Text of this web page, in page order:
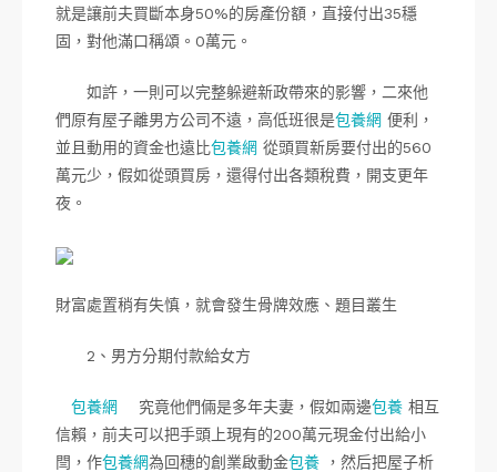
就是讓前夫買斷本身50%的房產份額，直接付出35穩
固，對他滿口稱頌。0萬元。
如許，一則可以完整躲避新政帶來的影響，二來他
們原有屋子離男方公司不遠，高低班很是包養網 便利，
並且動用的資金也遠比包養網 從頭買新房要付出的560
萬元少，假如從頭買房，還得付出各類稅費，開支更年
夜。
財富處置稍有失慎，就會發生骨牌效應、題目叢生
2、男方分期付款給女方
包養網 究竟他們倆是多年夫妻，假如兩邊包養 相互
信賴，前夫可以把手頭上現有的200萬元現金付出給小
閆，作包養網為回穗的創業啟動金包養 ，然后把屋子析